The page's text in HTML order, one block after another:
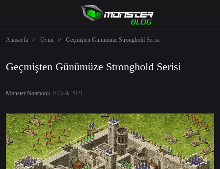
Anasayfa > Oyun > Geçmişten Günümüze Stronghold Serisi
Geçmişten Günümüze Stronghold Serisi
Monster Notebook 6 Ocak 2021